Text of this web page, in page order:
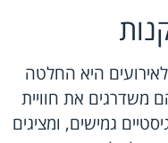
היא החלטה
משדרגים את חוויית
גמישים, ומציגים